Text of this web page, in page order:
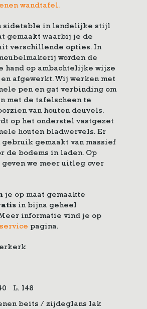
wandtafel.
sidetable in landelijke stijl
gemaakt waarbij je de
verschillende opties. In
worden de
hand op ambachtelijke wijze
afgewerkt. Wij werken met
pen en gat verbinding om
met de tafelscheen te
van houten deuvels.
op het onderstel vastgezet
houten bladwervels. Er
gemaakt van massief
de bodems in laden. Op
geven we meer uitleg over
je op maat gemaakte
in bijna geheel
informatie vind je op
pagina.
L. 148
beits / zijdeglans lak